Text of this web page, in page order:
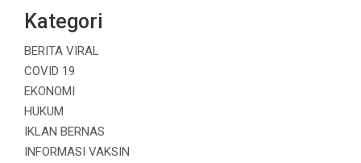
Kategori
BERITA VIRAL
COVID 19
EKONOMI
HUKUM
IKLAN BERNAS
INFORMASI VAKSIN